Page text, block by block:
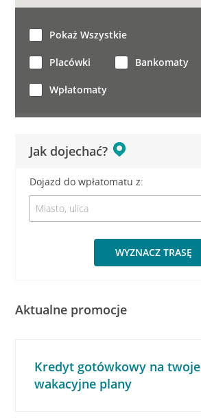
Jak dojechać?
Dojazd do wpłatomatu z:
WYZNACZ TRASĘ
Pokaż Wszystkie
Placówki Bankomaty
Wpłatomaty
Aktualne promocje
Kredyt gotówkowy na twoje
wakacyjne plany